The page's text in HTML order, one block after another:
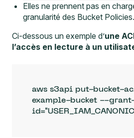
Elles ne prennent pas en
granularité des Bucket Policies.
Ci-dessous un exemple d’une
l’accès en lecture à un
aws s3api put-bucket-
example-bucket --